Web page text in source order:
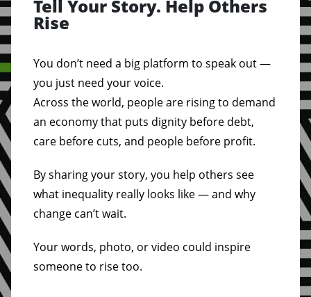
Tell Your Story. Help Others
Rise
You don’t need a big platform to speak out —
you just need your voice.
Across the world, people are rising to demand
an economy that puts dignity before debt,
care before cuts, and people before profit.
By sharing your story, you help others see
what inequality really looks like — and why
change can’t wait.
Your words, photo, or video could inspire
someone to rise too.